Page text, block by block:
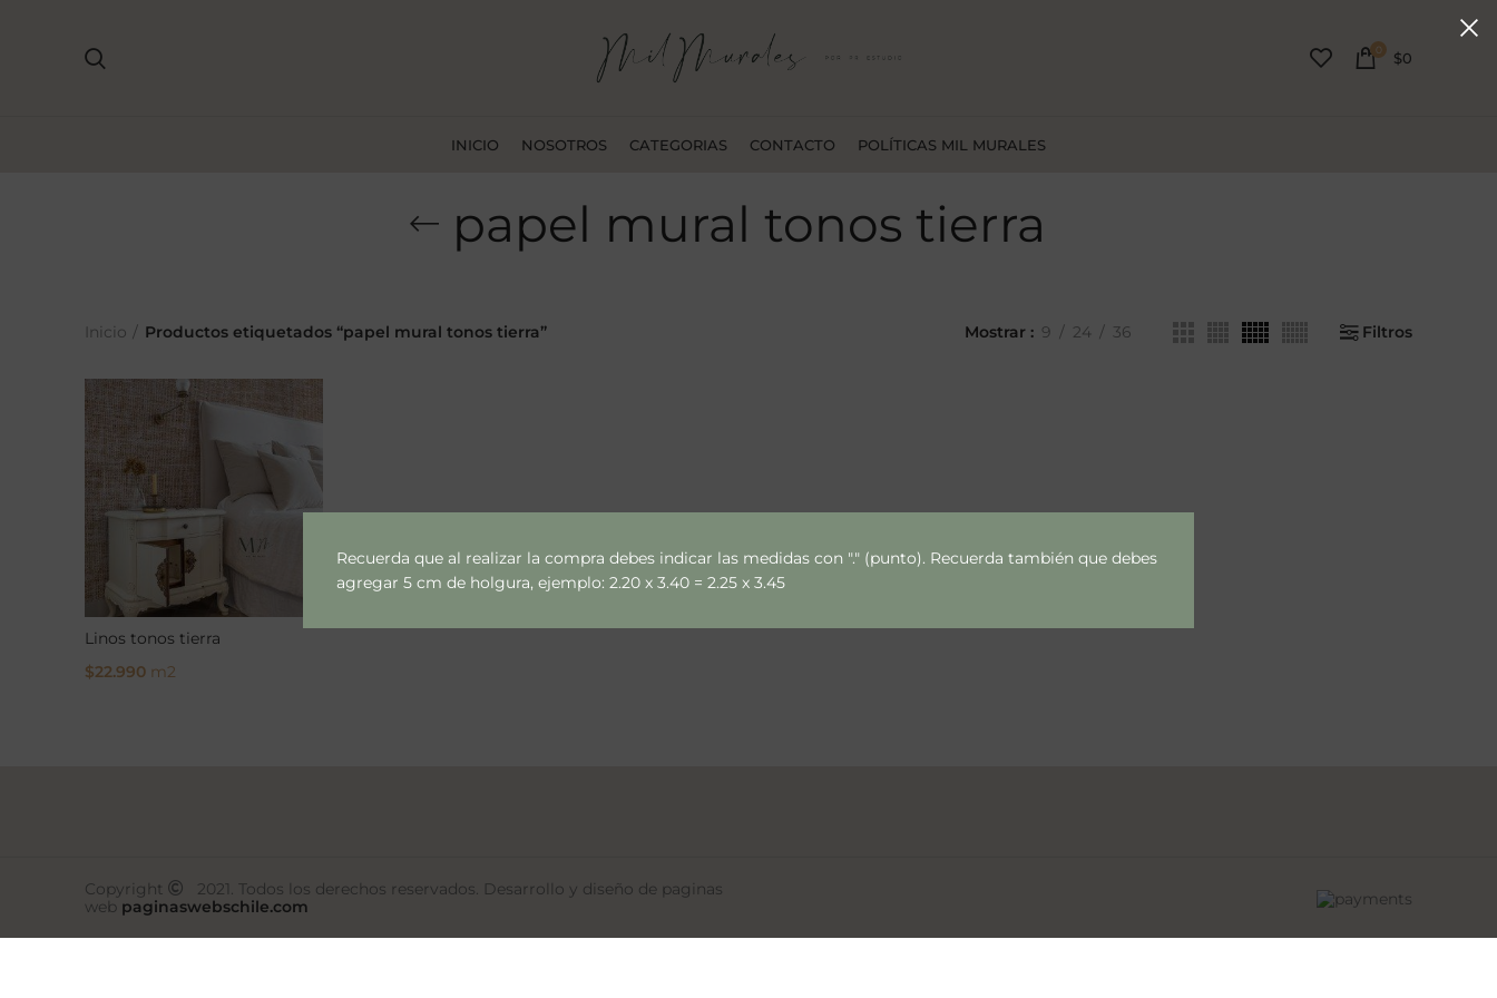
Recuerda que al realizar la compra debes indicar las medidas con "." (punto). Recuerda también que debes
agregar 5 cm de holgura, ejemplo: 2.20 x 3.40 = 2.25 x 3.45
0 $0
INICIO NOSOTROS CATEGORIAS CONTACTO POLÍTICAS MIL MURALES
papel mural tonos tierra
Inicio Productos etiquetados “papel mural tonos tierra” Mostrar 9 24 36 Filtros
Linos tonos tierra
$22.990 m2
Copyright
2021. Todos los derechos reservados. Desarrollo y diseño de paginas
web paginaswebschile.com